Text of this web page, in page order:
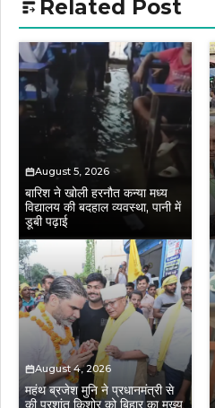
Related Post
August 5, 2026
बारिश ने खोली हरनौत कन्या मध्य
विद्यालय की बदहाल व्यवस्था, पानी में
डूबी पढ़ाई
August 4, 2026
महंथ ब्रजेश मुनि ने प्रधानमंत्री से